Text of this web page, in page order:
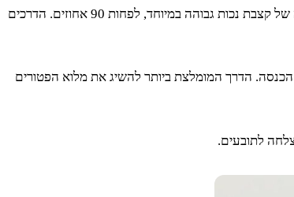
בתמצות ארבעת דרכים אלו, חשוב מאוד להעביר ולהסביר שאלו כמובן מוצא אחרון. הדרך המקובלת ביותר לקבל פטור מאל ממס הכנסה היא בעקבות קבעיה של קצבת נכות גבוהה במיוחד, לפחות 90 אחוזים. הדרכים
הדרך המומלצת ביותר להשיג את מלוא הפטורים
לתובעים.